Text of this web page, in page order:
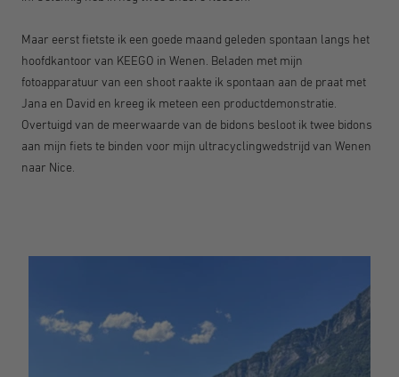
Maar eerst fietste ik een goede maand geleden spontaan langs het
hoofdkantoor van KEEGO in Wenen. Beladen met mijn
fotoapparatuur van een shoot raakte ik spontaan aan de praat met
Jana en David en kreeg ik meteen een productdemonstratie.
Overtuigd van de meerwaarde van de bidons besloot ik twee bidons
aan mijn fiets te binden voor mijn ultracyclingwedstrijd van Wenen
naar Nice.